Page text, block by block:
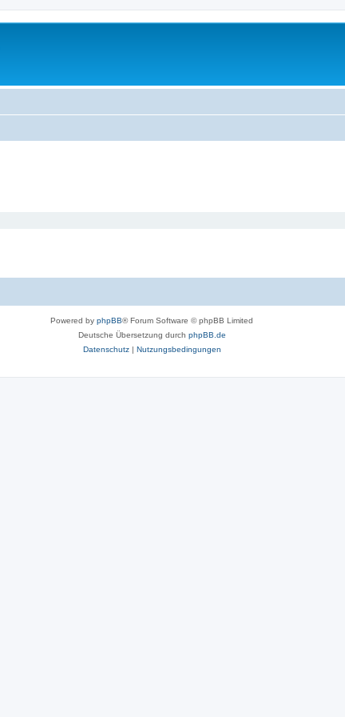
Powered by phpBB® Forum Software © phpBB Limited
Deutsche Übersetzung durch phpBB.de
Datenschutz| Nutzungsbedingungen